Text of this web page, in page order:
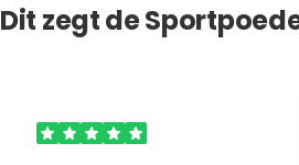
Dit zegt de